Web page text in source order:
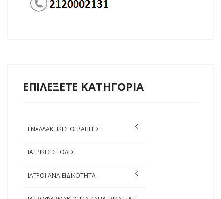
ΕΠΙΛΕΞΕΤΕ ΚΑΤΗΓΟΡΙΑ
ΕΝΑΛΛΑΚΤΙΚΕΣ ΘΕΡΑΠΕΙΕΣ
ΙΑΤΡΙΚΕΣ ΣΤΟΛΕΣ
ΙΑΤΡΟΙ ΑΝΑ ΕΙΔΙΚΟΤΗΤΑ